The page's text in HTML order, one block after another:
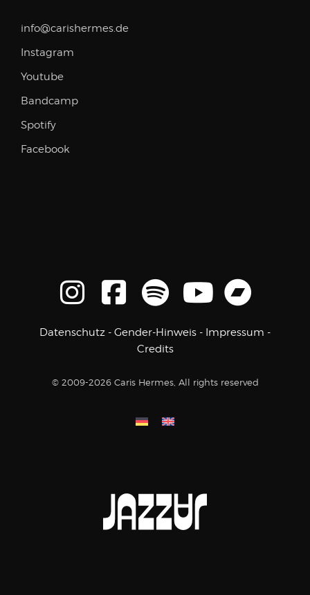
info@carishermes.de
Instagram
Youtube
Bandcamp
Spotify
Facebook
Datenschutz - Gender-Hinweis - Impressum -
Credits
© 2009-2026 Caris Hermes, All rights reserved